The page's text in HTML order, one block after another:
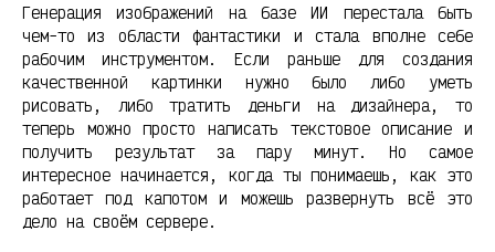
Генерация изображений на базе ИИ перестала быть
чем-то из области фантастики и стала вполне себе
рабочим инструментом. Если раньше для создания
качественной картинки нужно было либо уметь
рисовать, либо тратить деньги на дизайнера, то
теперь можно просто написать текстовое описание и
получить результат за пару минут. Но самое
интересное начинается, когда ты понимаешь, как это
работает под капотом и можешь развернуть всё это
дело на своём сервере.